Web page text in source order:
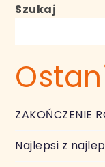
Szukaj
ZAKOŃCZENIE
Najlepsi z